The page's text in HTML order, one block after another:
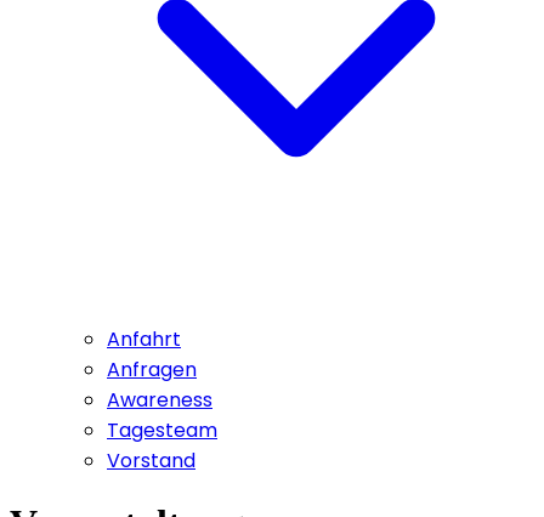
Anfahrt
Anfragen
Awareness
Tagesteam
Vorstand